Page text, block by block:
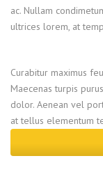
ac. Nullam
ultrices lorem, at
Curabitur maximus
Maecenas turpis
dolor. Aenean vel
at tellus elementum